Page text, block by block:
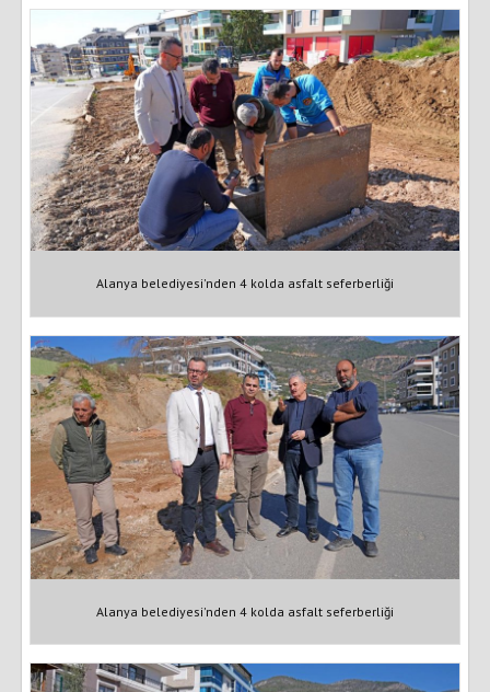
Alanya belediyesi'nden 4 kolda asfalt seferberliği
Alanya belediyesi'nden 4 kolda asfalt seferberliği